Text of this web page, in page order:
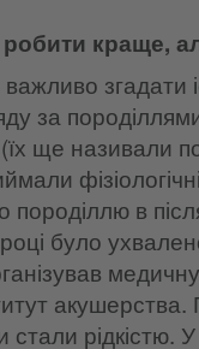
краще,
згадати
за
ще називали
породіллю в
було
акушерства.
рідкістю.